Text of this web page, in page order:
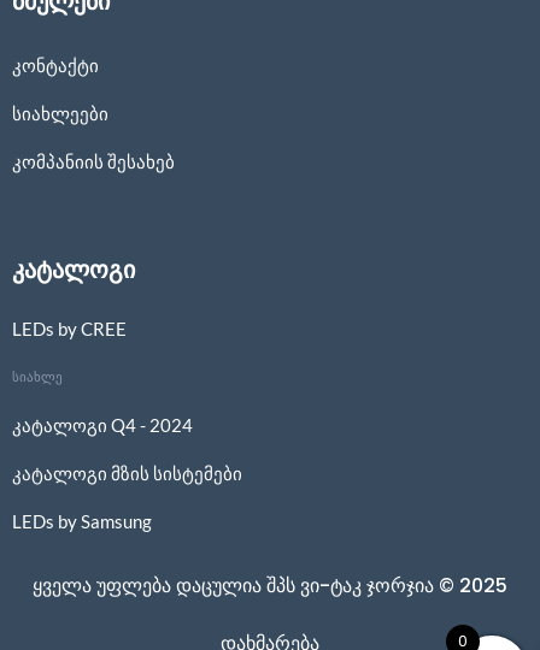
კონტაქტი
სიახლეები
კომპანიის შესახებ
კატალოგი
LEDs by CREE
სიახლე
კატალოგი Q4 - 2024
კატალოგი მზის სისტემები
LEDs by Samsung
ყველა უფლება დაცულია შპს ვი-ტაკ ჯორჯია © 2025
დახმარება 0